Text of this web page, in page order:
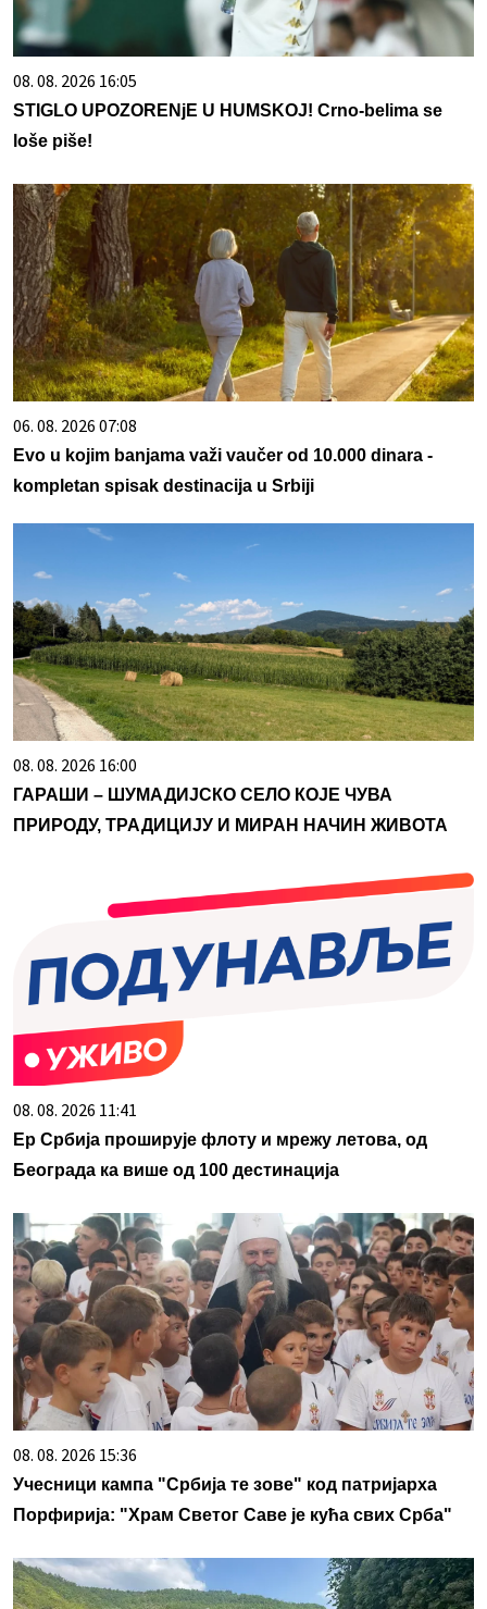
08. 08. 2026 16:05
STIGLO UPOZORENjE U HUMSKOJ! Crno-belima se
loše piše!
06. 08. 2026 07:08
Evo u kojim banjama važi vaučer od 10.000 dinara -
kompletan spisak destinacija u Srbiji
08. 08. 2026 16:00
ГАРАШИ – ШУМАДИЈСКО СЕЛО КОЈЕ ЧУВА
ПРИРОДУ, ТРАДИЦИЈУ И МИРАН НАЧИН ЖИВОТА
08. 08. 2026 11:41
Ер Србија проширује флоту и мрежу летова, од
Београда ка више од 100 дестинација
08. 08. 2026 15:36
Учесници кампа "Србија те зове" код патријарха
Порфирија: "Храм Светог Саве је кућа свих Срба"